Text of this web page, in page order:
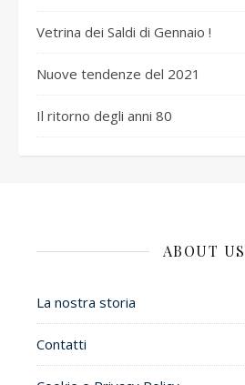
Vetrina dei Saldi di Gennaio !
Nuove tendenze del 2021
Il ritorno degli anni 80
ABOUT US
La nostra storia
Contatti